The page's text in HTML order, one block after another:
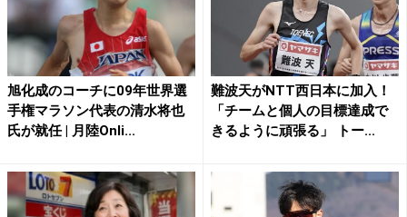
旭化成のコーチに09年世界選
手権マラソン代表の清水将也
氏が就任 | 月陸Onli...
難波天がNTT西日本に加入！
「チームと個人の目標達成で
きるように頑張る」 トー...